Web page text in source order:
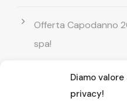
Diamo
privacy!
Offerta Capodanno
spa!
Offerta Natale in
idromassaggio !